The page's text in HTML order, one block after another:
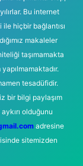
Bu internet
hiçbir bağlantısı
makaleler
taşımamakta
tesadüfidir.
bir bilgi paylaşım
olduğunu
adresine
sitemizden